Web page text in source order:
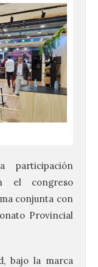
participación
el congreso
conjunta con
Provincial
bajo la marca